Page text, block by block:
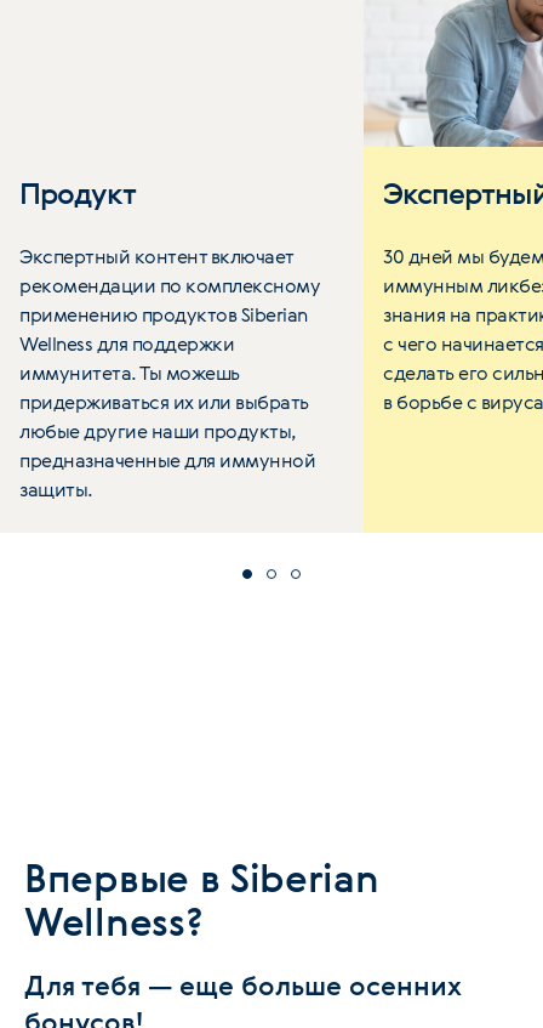
Продукт
Экспертный контент включает
рекомендации по комплексному
применению продуктов Siberian
Wellness для поддержки
иммунитета. Ты можешь
придерживаться их или выбрать
любые другие наши продукты,
предназначенные для иммунной
защиты.
30 дней мы
иммунным
знания на
с чего
сделать его
в борьбе с
Впервые в Siberian
Wellness?
Для тебя — еще больше осенних